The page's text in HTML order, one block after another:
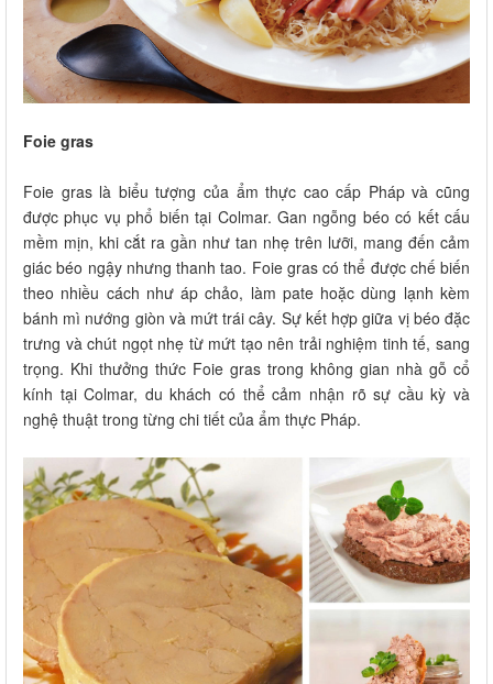
Foie gras
Foie gras là biểu tượng của ẩm thực cao cấp Pháp và cũng
được phục vụ phổ biến tại Colmar. Gan ngỗng béo có kết cấu
mềm mịn, khi cắt ra gần như tan nhẹ trên lưỡi, mang đến cảm
giác béo ngậy nhưng thanh tao. Foie gras có thể được chế biến
theo nhiều cách như áp chảo, làm pate hoặc dùng lạnh kèm
bánh mì nướng giòn và mứt trái cây. Sự kết hợp giữa vị béo đặc
trưng và chút ngọt nhẹ từ mứt tạo nên trải nghiệm tinh tế, sang
trọng. Khi thưởng thức Foie gras trong không gian nhà gỗ cổ
kính tại Colmar, du khách có thể cảm nhận rõ sự cầu kỳ và
nghệ thuật trong từng chi tiết của ẩm thực Pháp.